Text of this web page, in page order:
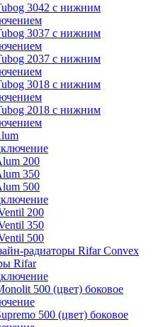
3042 с нижним
3037 с нижним
2037 с нижним
3018 с нижним
2018 с нижним
200
350
500
200
350
500
радиаторы Rifar Convex
Rifar
500 (цвет) боковое
500 (цвет) боковое